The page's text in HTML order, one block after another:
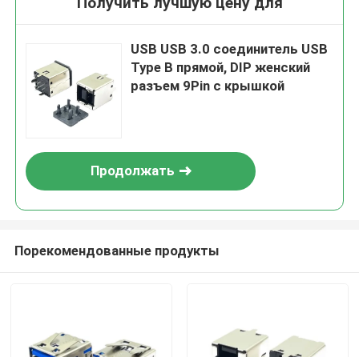
USB USB 3.0 соединитель USB
Type B прямой, DIP женский
разъем 9Pin с крышкой
Продолжать
Порекомендованные продукты